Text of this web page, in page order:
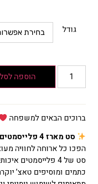
גודל
הוספה לסל
ברוכים הבאים למשפחה
סט מארז 4 פלייסמטים מעוצבים
הפכו כל ארוחה לחוויה
סט של 4 פלייסמטים
כתמים ומוסיפים טאצ’